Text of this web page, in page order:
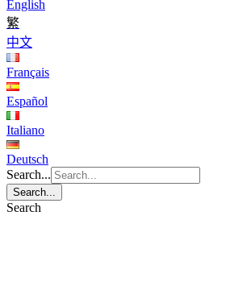
English
繁
中文
Français
Español
Italiano
Deutsch
Search...
Search...
Search